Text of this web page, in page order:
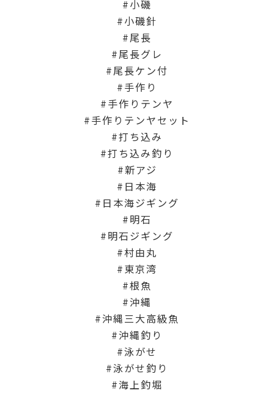
小磯
小磯針
尾長
尾長グレ
尾長ケン付
手作り
手作りテンヤ
手作りテンヤセット
打ち込み
打ち込み釣り
新アジ
日本海
日本海ジギング
明石
明石ジギング
村由丸
東京湾
根魚
沖縄
沖縄三大高級魚
沖縄釣り
泳がせ
泳がせ釣り
海上釣堀